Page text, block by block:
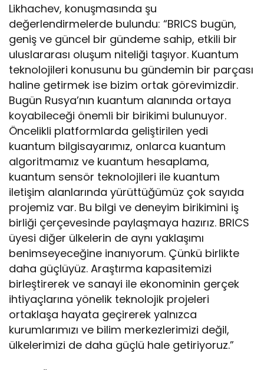
Likhachev, konuşmasında şu
değerlendirmelerde bulundu: “BRICS bugün,
geniş ve güncel bir gündeme sahip, etkili bir
uluslararası oluşum niteliği taşıyor. Kuantum
teknolojileri konusunu bu gündemin bir parçası
haline getirmek ise bizim ortak görevimizdir.
Bugün Rusya’nın kuantum alanında ortaya
koyabileceği önemli bir birikimi bulunuyor.
Öncelikli platformlarda geliştirilen yedi
kuantum bilgisayarımız, onlarca kuantum
algoritmamız ve kuantum hesaplama,
kuantum sensör teknolojileri ile kuantum
iletişim alanlarında yürüttüğümüz çok sayıda
projemiz var. Bu bilgi ve deneyim birikimini iş
birliği çerçevesinde paylaşmaya hazırız. BRICS
üyesi diğer ülkelerin de aynı yaklaşımı
benimseyeceğine inanıyorum. Çünkü birlikte
daha güçlüyüz. Araştırma kapasitemizi
birleştirerek ve sanayi ile ekonominin gerçek
ihtiyaçlarına yönelik teknolojik projeleri
ortaklaşa hayata geçirerek yalnızca
kurumlarımızı ve bilim merkezlerimizi değil,
ülkelerimizi de daha güçlü hale getiriyoruz.”